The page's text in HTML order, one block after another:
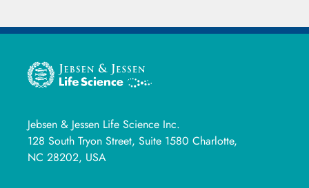
Jebsen & Jessen Life Science Inc.
128 South Tryon Street, Suite 1580 Charlotte,
NC 28202, USA